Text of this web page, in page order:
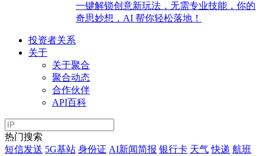
一键解锁创意新玩法，无需专业技能，你的
奇思妙想，AI 帮你轻松落地！
投资者关系
关于
关于聚合
聚合动态
合作伙伴
API百科
热门搜索
短信发送 5G基站 身份证 AI新闻简报 银行卡 天气 快递 航班